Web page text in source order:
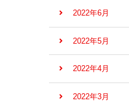
2022年6月
2022年5月
2022年4月
2022年3月